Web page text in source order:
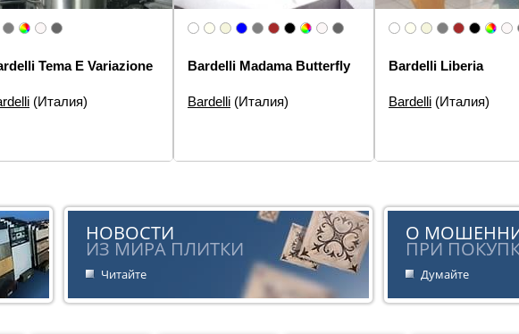
Tema E Variazione
10×10
(Италия)
Bardelli Madama Butterfly
Размеры:20×20, 20×3
Bardelli (Италия)
Bardelli Liberia
Размеры:20×20
Bardelli (Италия)
НОВОСТИ
ИЗ МИРА ПЛИТКИ
Читайте
О
ПРИ
Думайте